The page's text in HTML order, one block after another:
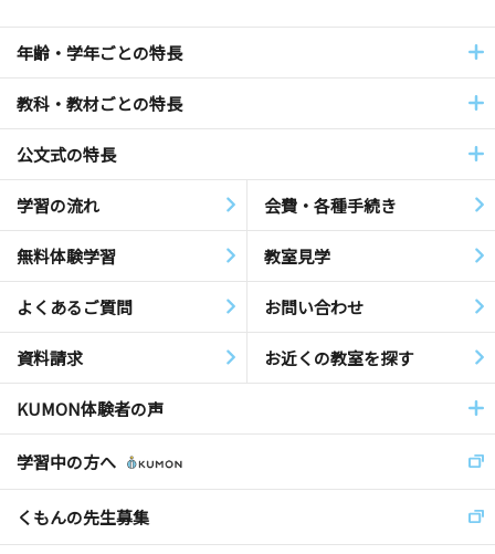
年齢・学年ごとの特長
教科・教材ごとの特長
公文式の特長
学習の流れ 会費・各種手続き
無料体験学習 教室見学
よくあるご質問 お問い合わせ
資料請求 お近くの教室を探す
KUMON体験者の声
学習中の方へ
くもんの先生募集